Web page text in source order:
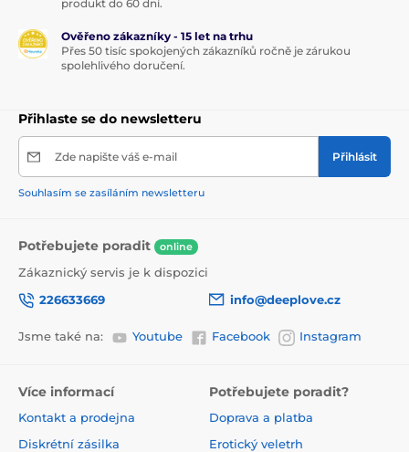
produkt do 60 dní.
Ověřeno zákazníky - 15 let na trhu
Přes 50 tisíc spokojených zákazníků ročně je zárukou
spolehlivého doručení.
Přihlaste se do newsletteru
Zde napište váš e-mail Přihlásit
Souhlasím se zasíláním newsletteru
Potřebujete poradit online
Zákaznický servis je k dispozici
226633669
info@deeplove.cz
Jsme také na: Youtube Facebook Instagram
Více informací
Kontakt a prodejna
Diskrétní zásilka
Potřebujete poradit?
Doprava a platba
Erotický veletrh